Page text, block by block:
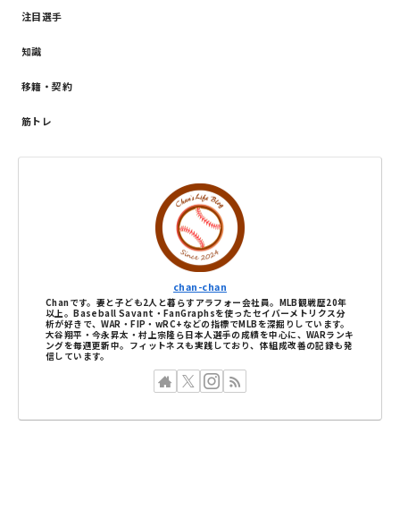
注目選手
知識
移籍・契約
筋トレ
chan-chan
Chanです。妻と子ども2人と暮らすアラフォー会社員。MLB観戦歴20年
以上。Baseball Savant・FanGraphsを使ったセイバーメトリクス分
析が好きで、WAR・FIP・wRC+などの指標でMLBを深掘りしています。
大谷翔平・今永昇太・村上宗隆ら日本人選手の成績を中心に、WARランキ
ングを毎週更新中。フィットネスも実践しており、体組成改善の記録も発
信しています。